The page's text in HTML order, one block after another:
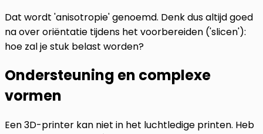
Dat wordt 'anisotropie' genoemd. Denk dus altijd goed
na over oriëntatie tijdens het voorbereiden ('slicen'):
hoe zal je stuk belast worden?
Ondersteuning en complexe
vormen
Een 3D-printer kan niet in het luchtledige printen. Heb